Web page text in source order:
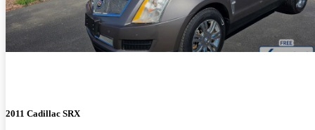
2011 Cadillac SRX